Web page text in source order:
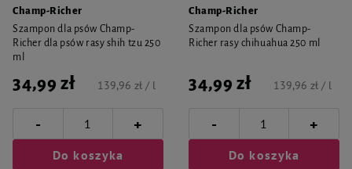
Champ-Richer
Szampon dla psów Champ-
Richer dla psów rasy shih tzu 250
ml
34,99 zł 139,96 zł / l
- +
Do koszyka
Champ-Richer
Szampon dla psów Champ-
Richer rasy chihuahua 250 ml
34,99 zł 139,96 zł / l
- +
Do koszyka